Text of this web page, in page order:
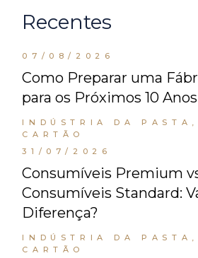
Recentes
07/08/2026
Como Preparar uma
para os Próximos 10 Anos
INDÚSTRIA DA
CARTÃO
31/07/2026
Consumíveis Premium
Consumíveis Standard:
Diferença?
INDÚSTRIA DA
CARTÃO